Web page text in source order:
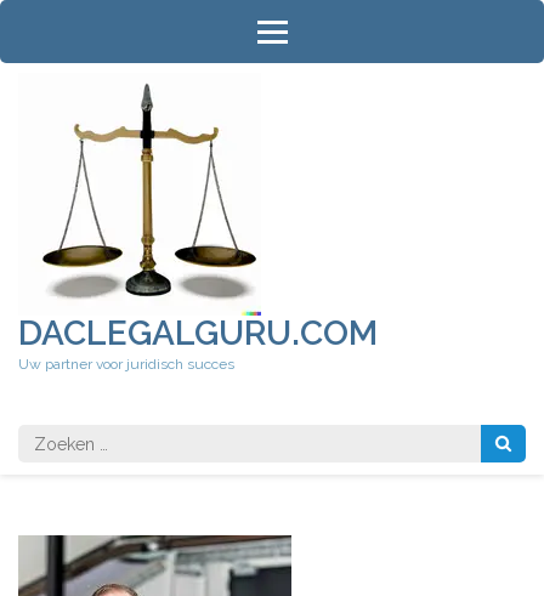
Ga
inhoud
DACLEGALGURU.COM
Uw partner voor juridisch succes
Zoeken
naar: